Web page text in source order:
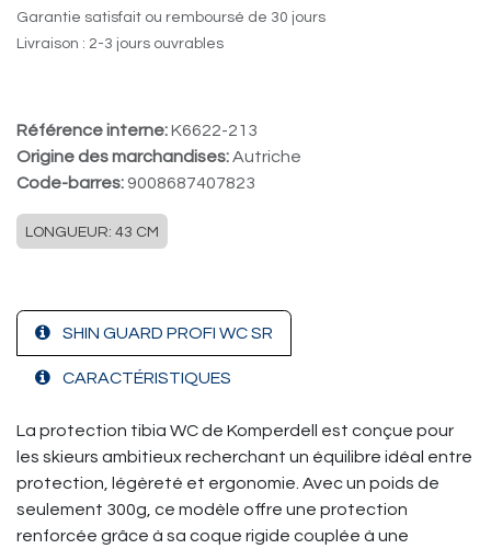
Garantie satisfait ou remboursé de 30 jours
Livraison : 2-3 jours ouvrables
Référence interne:K6622-213
Origine des marchandises:Autriche
Code-barres: 9008687407823
LONGUEUR: 43 CM
SHIN GUARD PROFI WC SR
CARACTÉRISTIQUES
La protection tibia WC de Komperdell
est conçue pour
les skieurs ambitieux recherchant un équilibre idéal entre
protection, légèreté et ergonomie. Avec un poids de
seulement 300g, ce modèle offre une protection
renforcée grâce à sa coque rigide couplée à une